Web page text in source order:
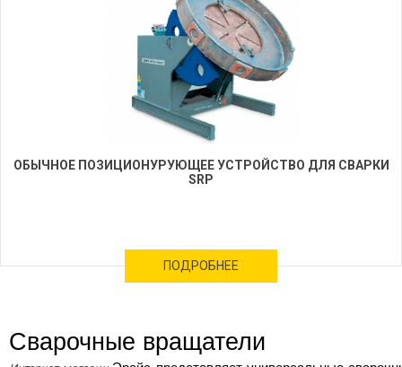
ОБЫЧНОЕ ПОЗИЦИОНУРУЮЩЕЕ УСТРОЙСТВО ДЛЯ СВАРКИ
SRP
ПОДРОБНЕЕ
Сварочные вращатели